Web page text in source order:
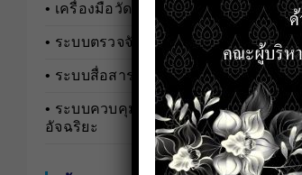
• เครื่องมือวัดอุตสาหกรรม
• ระบบตรวจจับและวิเคราะห์บุคคล
• ระบบสื่อสารและอินเตอร์คอม
• ระบบควบคุมการเข้า-ออก
อัจฉริยะ